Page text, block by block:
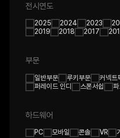
전시연도
2025 2024 2023
2019
2018 2017
부문
일반부문 루키부문 커넥트
퍼레이드 인디
스폰서쉽 파
하드웨어
PC 모바일 콘솔 VR